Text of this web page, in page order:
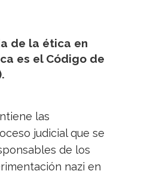
de la ética en
es el Código de
las
judicial que se
de los
nazi en